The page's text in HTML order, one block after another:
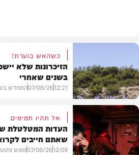
וידאו
כשהאש בוערת!
הזיכרונות שלא
בשנים שאחרי
12:21
07/08/26המחדש
אל תהיו תמימים
העדות המטלטלת
שאתם חייבים
12:09
07/08/26מוגש